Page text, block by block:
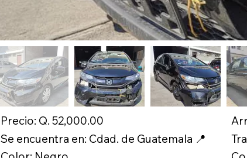
Precio: Q. 52,000.00
Se encuentra en: Cdad. de Guatemala 📍